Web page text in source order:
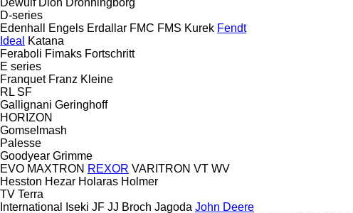
D-series
Edenhall
Engels Erdallar FMC FMS Kurek Fendt
Ideal
Katana
Feraboli Fimaks Fortschritt
E series
Franquet Franz Kleine
RL SF
Gallignani Geringhoff
HORIZON
Gomselmash
Palesse
Goodyear Grimme
EVO MAXTRON REXOR VARITRON VT WV
Hesston Hezar Holaras Holmer
TV Terra
International
Iseki JF JJ Broch Jagoda John Deere